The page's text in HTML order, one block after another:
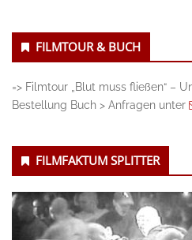
FILMTOUR & BUCH
=> Filmtour „Blut muss fließen“ –
Bestellung Buch > Anfragen unter
FILMFAKTUM SPLITTER